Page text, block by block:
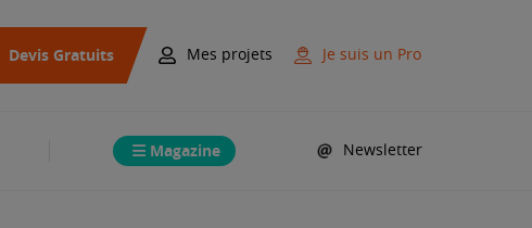
Devis Gratuits Mes projets Je suis un Pro
Magazine Newsletter